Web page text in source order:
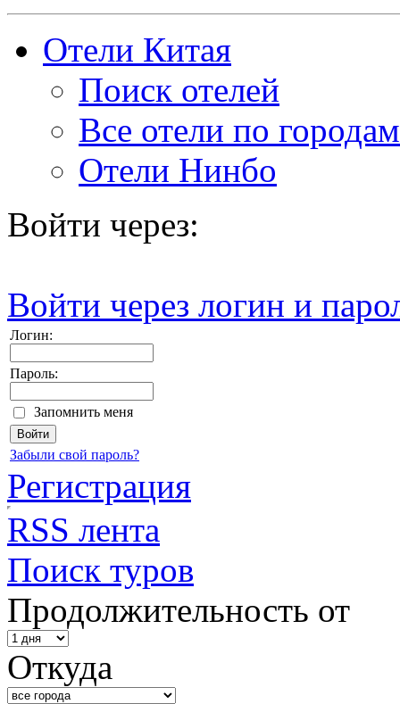
Отели Китая
Поиск отелей
Все отели по городам
Отели Нинбо
Войти через:
Войти через логин и
Логин:
Пароль:
Запомнить меня
Забыли свой пароль?
Регистрация
RSS лента
Поиск туров
Продолжительность от
Откуда